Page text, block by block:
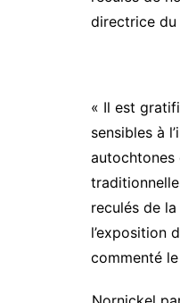
directrice du
« Il est
sensibles à
autochtones
reculés de
l’exposition
commenté